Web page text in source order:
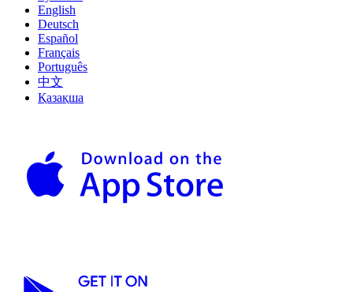
English
Deutsch
Español
Français
Português
中文
Қазақша